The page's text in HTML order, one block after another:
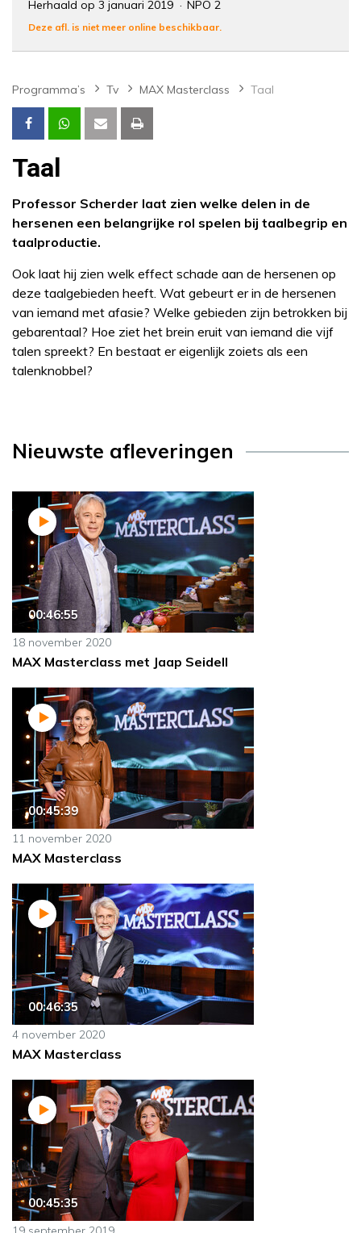
Herhaald op 3 januari 2019
NPO 2
Deze afl. is niet meer online beschikbaar.
Programma’s Tv MAX Masterclass Taal
Taal
Professor Scherder laat zien welke delen in de
hersenen een belangrijke rol spelen bij taalbegrip en
taalproductie.
Ook laat hij zien welk effect schade aan de hersenen op
deze taalgebieden heeft. Wat gebeurt er in de hersenen
van iemand met afasie? Welke gebieden zijn betrokken bij
gebarentaal? Hoe ziet het brein eruit van iemand die vijf
talen spreekt? En bestaat er eigenlijk zoiets als een
talenknobbel?
Nieuwste afleveringen
00:46:55
18 november 2020
MAX Masterclass met Jaap Seidell
00:45:39
11 november 2020
MAX Masterclass
00:46:35
4 november 2020
MAX Masterclass
00:45:35